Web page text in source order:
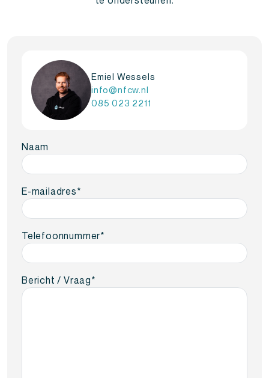
Emiel Wessels
info@nfcw.nl
085 023 2211
Naam
E-mailadres*
Telefoonnummer*
Bericht / Vraag*